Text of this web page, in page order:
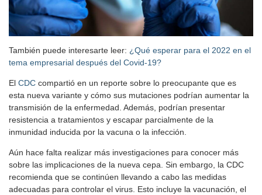
También puede interesarte leer: ¿Qué esperar para el 2022 en el
tema empresarial después del Covid-19?
El CDC compartió en un reporte sobre lo preocupante que es
esta nueva variante y cómo sus mutaciones podrían aumentar la
transmisión de la enfermedad. Además, podrían presentar
resistencia a tratamientos y escapar parcialmente de la
inmunidad inducida por la vacuna o la infección.
Aún hace falta realizar más investigaciones para conocer más
sobre las implicaciones de la nueva cepa. Sin embargo, la CDC
recomienda que se continúen llevando a cabo las medidas
adecuadas para controlar el virus. Esto incluye la vacunación, el